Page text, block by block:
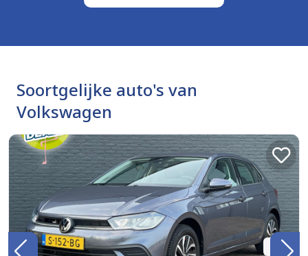
Soortgelijke auto's van
Volkswagen
BTW